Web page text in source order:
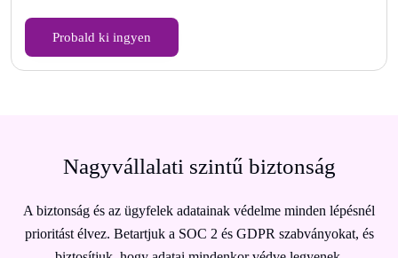
Probald ki ingyen
Nagyvállalati szintű biztonság
A biztonság és az ügyfelek adatainak védelme minden lépésnél
prioritást élvez. Betartjuk a SOC 2 és GDPR szabványokat, és